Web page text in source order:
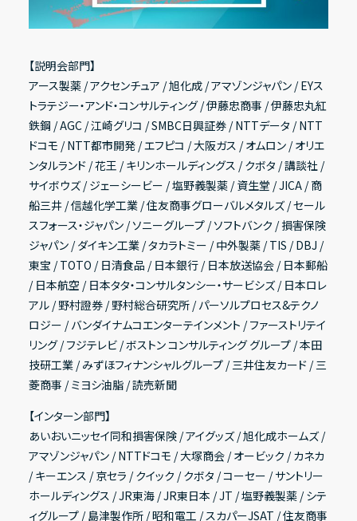
【説明会部門】
アース製薬 / アクセンチュア / 旭化成 / アマゾンジャパン / EYス
トラテジー・アンド・コンサルティング / 伊藤忠商事 / 伊藤忠丸紅
鉄鋼 / AGC / 江崎グリコ / SMBC日興証券 / NTTデータ / NTT
ドコモ / NTT都市開発 / エフピコ / 大阪ガス / オムロン / オリエ
ンタルランド / 花王 / キリンホールディングス / クボタ / 講談社 /
サイボウズ / ジェーシービー / 塩野義製薬 / 資生堂 / JICA / 商
船三井 / 信越化学工業 / 住友商事グローバルメタルズ / セール
スフォース・ジャパン / ソニーグループ / ソフトバンク / 損害保険
ジャパン / ダイキン工業 / タカラトミー / 中外製薬 / TIS / DBJ /
東宝 / TOTO / 日清食品 / 日本銀行 / 日本放送協会 / 日本郵船
/ 日本航空 / 日本タタ・コンサルタンシー・サービシズ / 日本ロレ
アル / 野村證券 / 野村総合研究所 / パーソルプロセス&テクノ
ロジー / バンダイナムコエンターテインメント / ファーストリテイ
リング / フジテレビ / ボストン コンサルティング グループ / 本田
技研工業 / みずほフィナンシャルグループ / 三井住友カード / 三
菱商事 / ミヨシ油脂 / 読売新聞
【インターン部門】
あいおいニッセイ同和損害保険 / アイグッズ / 旭化成ホームズ /
アマゾンジャパン / NTTドコモ / 大塚商会 / オービック / カネカ
/ キーエンス / 京セラ / クイック / クボタ / コーセー / サントリー
ホールディングス / JR東海 / JR東日本 / JT / 塩野義製薬 / シテ
ィグループ / 島津製作所 / 昭和電工 / スカパーJSAT / 住友商事